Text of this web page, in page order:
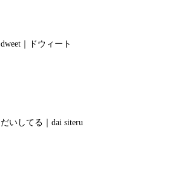
dweet｜ドウィート
だいしてる｜dai siteru